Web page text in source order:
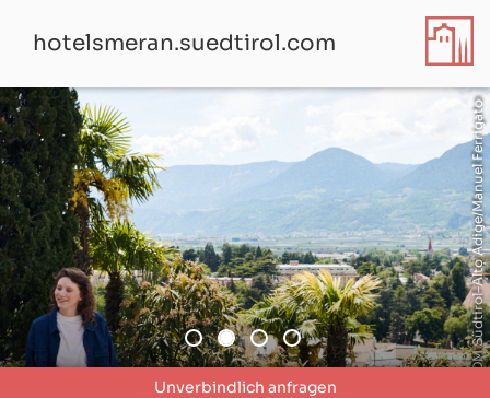
hotelsmeran.suedtirol.com
© IDM Südtirol–Alto Adige/Manuel Ferrigato
Unverbindlich anfragen